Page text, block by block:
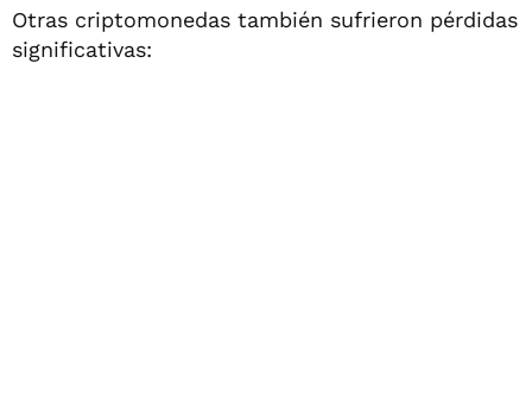
Otras criptomonedas también sufrieron pérdidas
significativas: